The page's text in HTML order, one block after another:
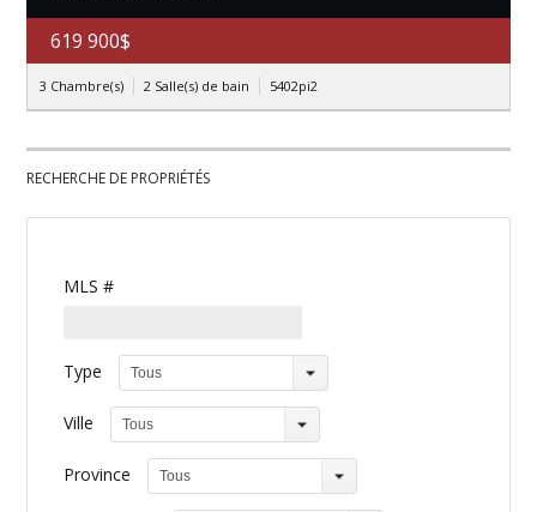
619 900$
3 Chambre(s) 2 Salle(s) de bain 5402pi2
RECHERCHE DE PROPRIÉTÉS
MLS #
Type Tous
Ville Tous
Province Tous